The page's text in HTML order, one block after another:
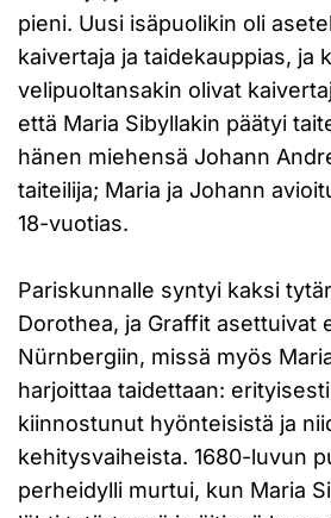
pieni. Uusi isäpuolikin oli
kaivertaja ja taidekauppias, ja
velipuoltansakin olivat
että Maria Sibyllakin päätyi
hänen miehensä Johann
taiteilija; Maria ja Johann
18-vuotias.
Pariskunnalle syntyi kaksi
Dorothea, ja Graffit asettuivat
Nürnbergiin, missä myös
harjoittaa taidettaan:
kiinnostunut hyönteisistä ja
kehitysvaiheista. 1680-luvun
perheidylli murtui, kun Maria